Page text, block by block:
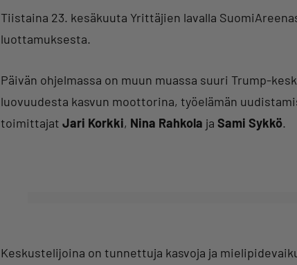
Tiistaina 23. kesäkuuta Yrittäjien lavalla
luottamuksesta.
Päivän ohjelmassa on muun muassa suuri Trump-
luovuudesta kasvun moottorina, työelämän
toimittajat Jari Korkki, Nina Rahkola ja Sami Sykkö.
Keskustelijoina on tunnettuja kasvoja ja